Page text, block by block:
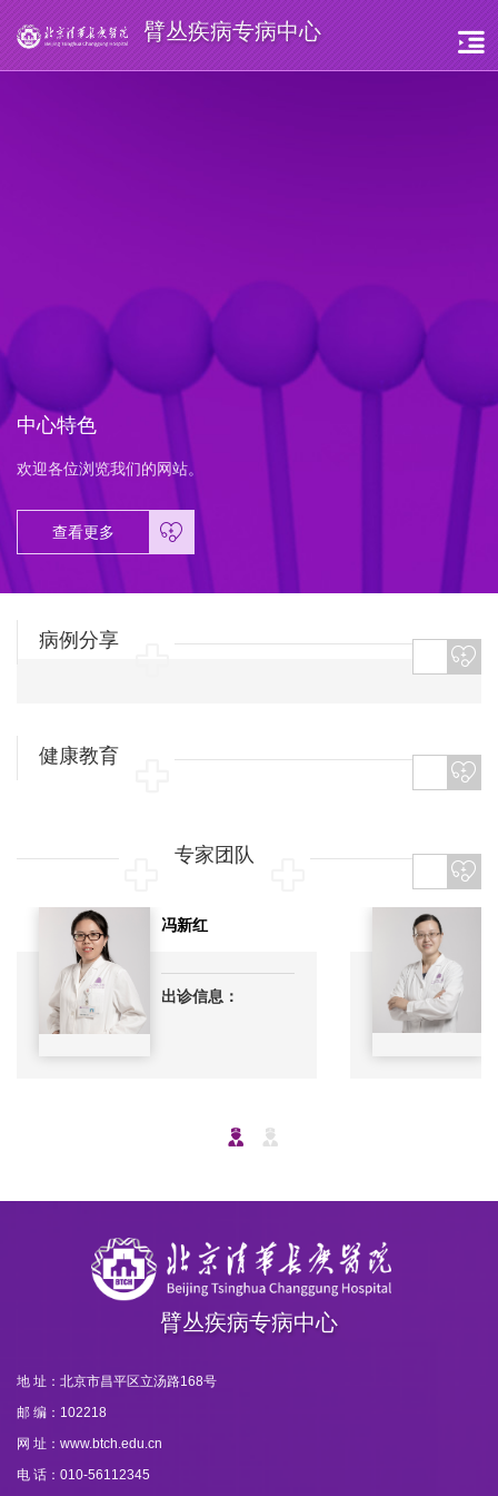
臂丛疾病专病中心
中心特色
欢迎各位浏览我们的网站。
查看更多
病例分享
健康教育
专家团队
冯新红
出诊信息：
臂丛疾病专病中心
地 址：北京市昌平区立汤路168号
邮 编：102218
网 址：www.btch.edu.cn
电 话：010-56112345